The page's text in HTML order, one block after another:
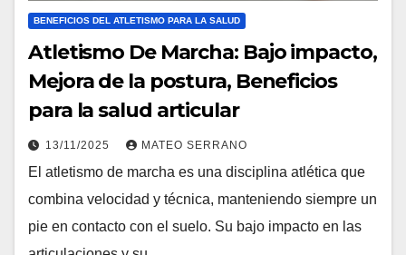
BENEFICIOS DEL ATLETISMO PARA LA SALUD
Atletismo De Marcha: Bajo impacto,
Mejora de la postura, Beneficios
para la salud articular
13/11/2025 MATEO SERRANO
El atletismo de marcha es una disciplina atlética que
combina velocidad y técnica, manteniendo siempre un
pie en contacto con el suelo. Su bajo impacto en las